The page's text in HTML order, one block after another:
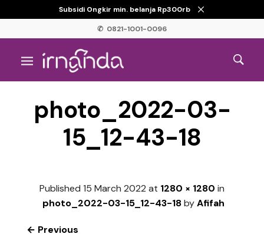
Subsidi Ongkir min. belanja Rp300rb
✆ 0821-1001-0096
photo_2022-03-
15_12-43-18
Published 15 March 2022 at 1280 × 1280 in
photo_2022-03-15_12-43-18byAfifah
← Previous